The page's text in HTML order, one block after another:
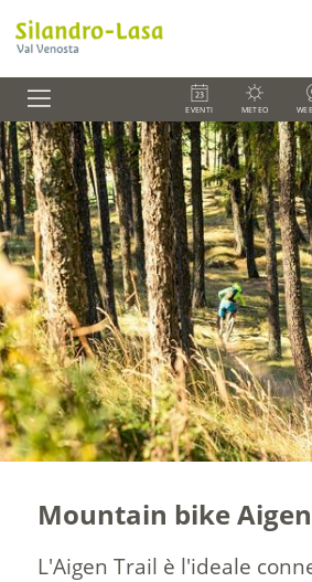
EVENTI METEO
Mountain bike
L'Aigen Trail è l'ideale